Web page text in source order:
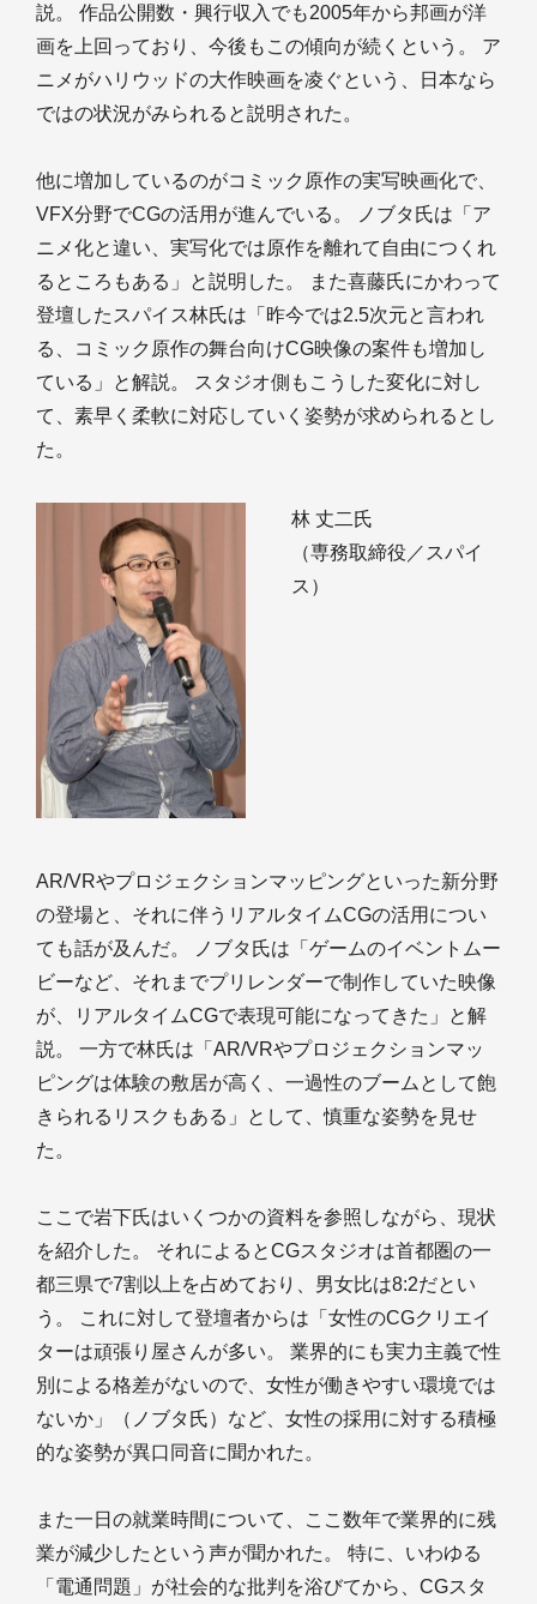
説。 作品公開数・興行収入でも2005年から邦画が洋
画を上回っており、今後もこの傾向が続くという。 ア
ニメがハリウッドの大作映画を凌ぐという、日本なら
ではの状況がみられると説明された。
他に増加しているのがコミック原作の実写映画化で、
VFX分野でCGの活用が進んでいる。 ノブタ氏は「ア
ニメ化と違い、実写化では原作を離れて自由につくれ
るところもある」と説明した。 また喜藤氏にかわって
登壇したスパイス林氏は「昨今では2.5次元と言われ
る、コミック原作の舞台向けCG映像の案件も増加し
ている」と解説。 スタジオ側もこうした変化に対し
て、素早く柔軟に対応していく姿勢が求められるとし
た。
林 丈二氏
（専務取締役／スパイ
ス）
AR/VRやプロジェクションマッピングといった新分野
の登場と、それに伴うリアルタイムCGの活用につい
ても話が及んだ。 ノブタ氏は「ゲームのイベントムー
ビーなど、それまでプリレンダーで制作していた映像
が、リアルタイムCGで表現可能になってきた」と解
説。 一方で林氏は「AR/VRやプロジェクションマッ
ピングは体験の敷居が高く、一過性のブームとして飽
きられるリスクもある」として、慎重な姿勢を見せ
た。
ここで岩下氏はいくつかの資料を参照しながら、現状
を紹介した。 それによるとCGスタジオは首都圏の一
都三県で7割以上を占めており、男女比は8:2だとい
う。 これに対して登壇者からは「女性のCGクリエイ
ターは頑張り屋さんが多い。 業界的にも実力主義で性
別による格差がないので、女性が働きやすい環境では
ないか」（ノブタ氏）など、女性の採用に対する積極
的な姿勢が異口同音に聞かれた。
また一日の就業時間について、ここ数年で業界的に残
業が減少したという声が聞かれた。 特に、いわゆる
「電通問題」が社会的な批判を浴びてから、CGスタ